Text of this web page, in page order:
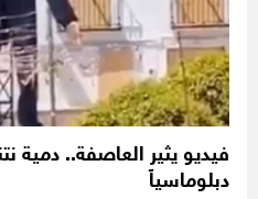
فيديو يثير العاصفة.. دمية
دبلوماسياً